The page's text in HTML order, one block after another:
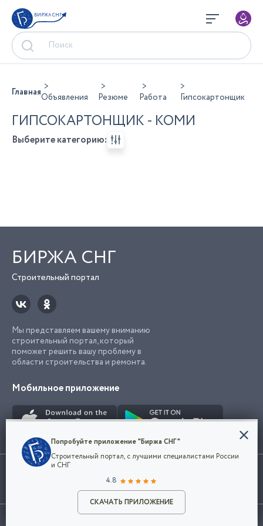
БИРЖА СНГ
Разместить объявление
ГлавнаяОбъявления Резюме Работа Гипсокартонщик
ГИПСОКАРТОНЩИК - КОМИ
Выберите категорию:
БИРЖА СНГ
Строительный портал
Мы представляем вашему вниманию
строительный портал, который
поможет решить вашу проблему в
области строительства и ремонта.
Мобильное приложение
Использование сайта, в том числе подача объявлений, означает
марки представленные на сайте являются собственностью их
©2026Биржа СНГ
Конфиденциальность
Мы используем файлы cookie, чтобы сделать
наш сайт удобным для каждого
Политикой конфиденциальности компании
и принимаете условия использования cookie.
Попробуйте приложение "Биржа СНГ"
Строительный портал, с лучшими специалистами России
и СНГ
4.8
СКАЧАТЬ ПРИЛОЖЕНИЕ